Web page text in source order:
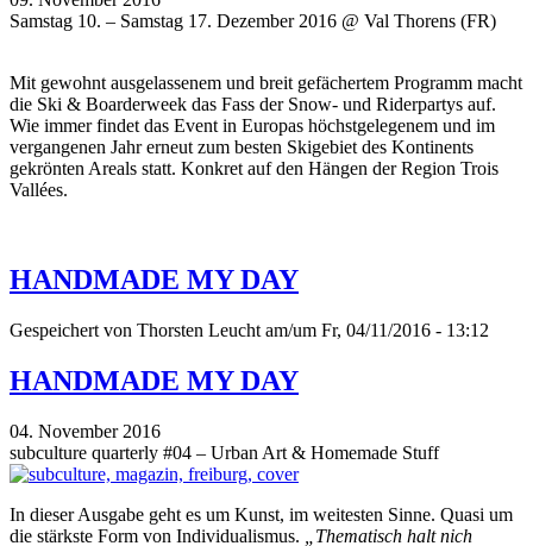
Samstag 10. – Samstag 17. Dezember 2016 @ Val Thorens (FR)
Mit gewohnt ausgelassenem und breit gefächertem Programm macht
die Ski & Boarderweek das Fass der Snow- und Riderpartys auf.
Wie immer findet das Event in Europas höchstgelegenem und im
vergangenen Jahr erneut zum besten Skigebiet des Kontinents
gekrönten Areals statt. Konkret auf den Hängen der Region Trois
Vallées.
HANDMADE MY DAY
Gespeichert von Thorsten Leucht am/um Fr, 04/11/2016 - 13:12
HANDMADE MY DAY
04. November 2016
subculture quarterly #04 – Urban Art & Homemade Stuff
In dieser Ausgabe geht es um Kunst, im weitesten Sinne. Quasi um
die stärkste Form von Individualismus.
„Thematisch halt nich